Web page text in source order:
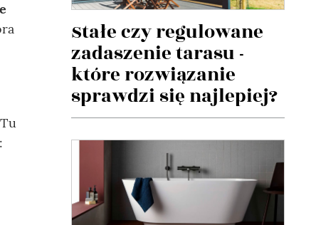
Stałe czy regulowane
zadaszenie tarasu -
które rozwiązanie
sprawdzi się najlepiej?